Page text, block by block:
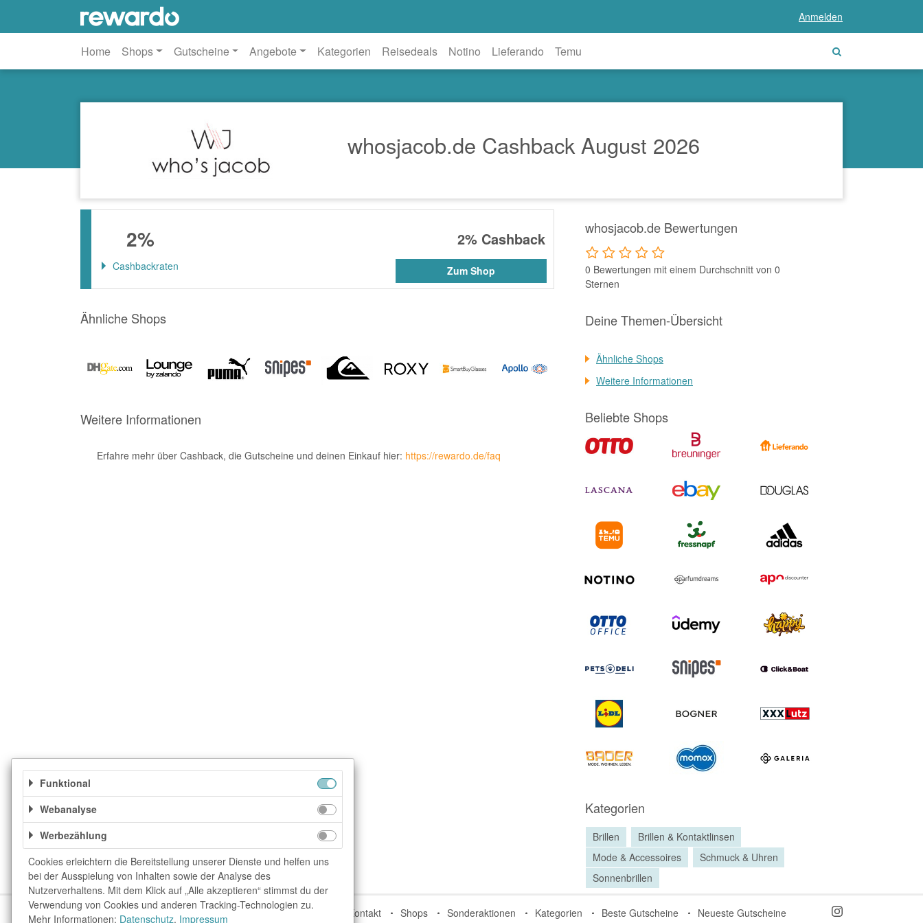
Anmelden
Home Shops Gutscheine Angebote Kategorien Reisedeals Notino Lieferando Temu
whosjacob.de Cashback August 2026
2% 2% Cashback
Cashbackraten Zum Shop
Ähnliche Shops
Weitere Informationen
Erfahre mehr über Cashback, die Gutscheine und deinen Einkauf hier: https://rewardo.de/faq
whosjacob.de Bewertungen
0 Bewertungen mit einem Durchschnitt von 0
Sternen
Deine Themen-Übersicht
Ähnliche Shops
Weitere Informationen
Beliebte Shops
Kategorien
Brillen
Brillen & Kontaktlinsen
Mode & Accessoires
Schmuck & Uhren
Sonnenbrillen
Über uns Unser Team FAQ blog.rewardo.de Kontakt Shops Sonderaktionen Kategorien Beste Gutscheine Neueste Gutscheine
Funktional
Webanalyse
Werbezählung
Cookies erleichtern die Bereitstellung unserer Dienste und helfen uns
bei der Ausspielung von Inhalten sowie der Analyse des
Nutzerverhaltens. Mit dem Klick auf „Alle akzeptieren“ stimmst du der
Verwendung von Cookies und anderen Tracking-Technologien zu.
Mehr Informationen: Datenschutz, Impressum